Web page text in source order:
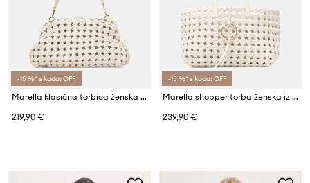
-15 %* s kodo: OFF
Marella klasična torbica ženska iz umetnega usnja MLAESTREMO
219,90 €
-15 %* s kodo: OFF
Marella shopper torba ženska iz umetnega usnja MLASPUMA
239,90 €